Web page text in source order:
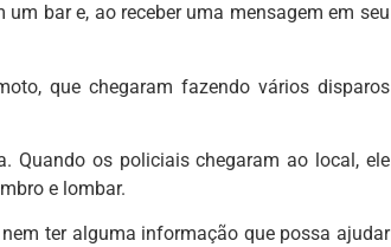
bar e, ao receber uma mensagem em seu
que chegaram fazendo vários disparos
Quando os policiais chegaram ao local, ele
e lombar.
ter alguma informação que possa ajudar